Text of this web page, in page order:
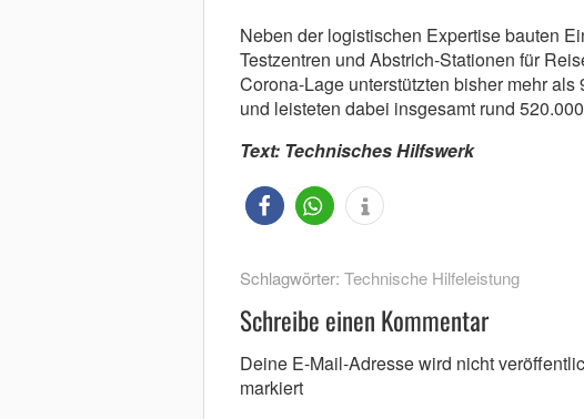
Neben der logistischen Expertise bauten
Testzentren und Abstrich-Stationen für
Corona-Lage unterstützten bisher mehr
und leisteten dabei insgesamt rund
Text: Technisches Hilfswerk
Schlagwörter: Technische Hilfeleistung
Schreibe einen Kommentar
Deine E-Mail-Adresse wird nicht
markiert